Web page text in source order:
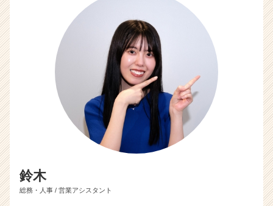
鈴木
総務・人事 / 営業アシスタント